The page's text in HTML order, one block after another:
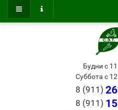
Будни с
Суббота с
8 (911)
8 (911)